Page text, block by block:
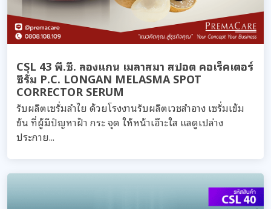
CSL 43 พี.ซี. ลองแกน เมลาสมา สปอต คอเร็คเตอร์
ซีรั่ม P.C. LONGAN MELASMA SPOT
CORRECTOR SERUM
รับผลิตเซรั่มลำไย ด้วยโรงงานรับผลิตเวชสำอาง เซรั่มเข้ม
ข้น ที่ผู้มีปํญหาฝ้า กระ จุด ให้หน้าเอ๊าะใส แลดูเปล่าง
ประกาย...